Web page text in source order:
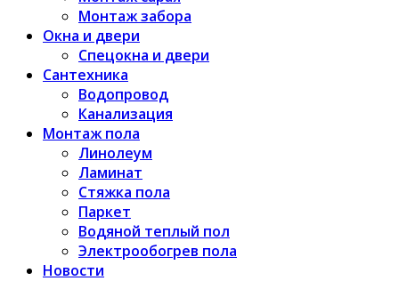
Монтаж забора
Окна и двери
Спецокна и двери
Сантехника
Водопровод
Канализация
Монтаж пола
Линолеум
Ламинат
Стяжка пола
Паркет
Водяной теплый пол
Электрообогрев пола
Новости